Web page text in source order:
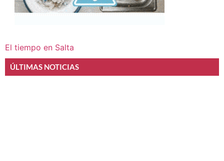
El tiempo en Salta
ÚLTIMAS NOTICIAS